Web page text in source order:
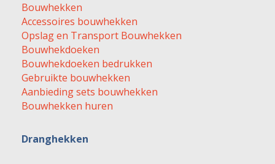
Bouwhekken
Accessoires bouwhekken
Opslag en Transport Bouwhekken
Bouwhekdoeken
Bouwhekdoeken bedrukken
Gebruikte bouwhekken
Aanbieding sets bouwhekken
Bouwhekken huren
Dranghekken